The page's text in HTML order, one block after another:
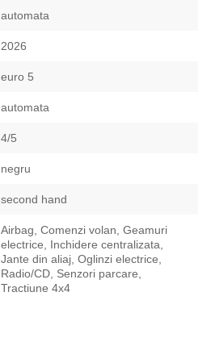
automata
2026
euro 5
automata
4/5
negru
second hand
Airbag, Comenzi volan, Geamuri
electrice, Inchidere centralizata,
Jante din aliaj, Oglinzi electrice,
Radio/CD, Senzori parcare,
Tractiune 4x4